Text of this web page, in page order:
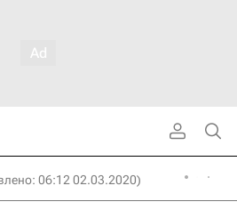
06:12 02.03.2020)